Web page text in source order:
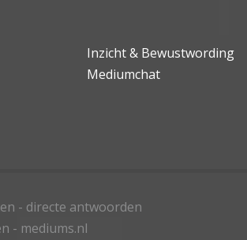
Inzicht & Bewustwording
Mediumchat
- directe antwoorden
- mediums.nl